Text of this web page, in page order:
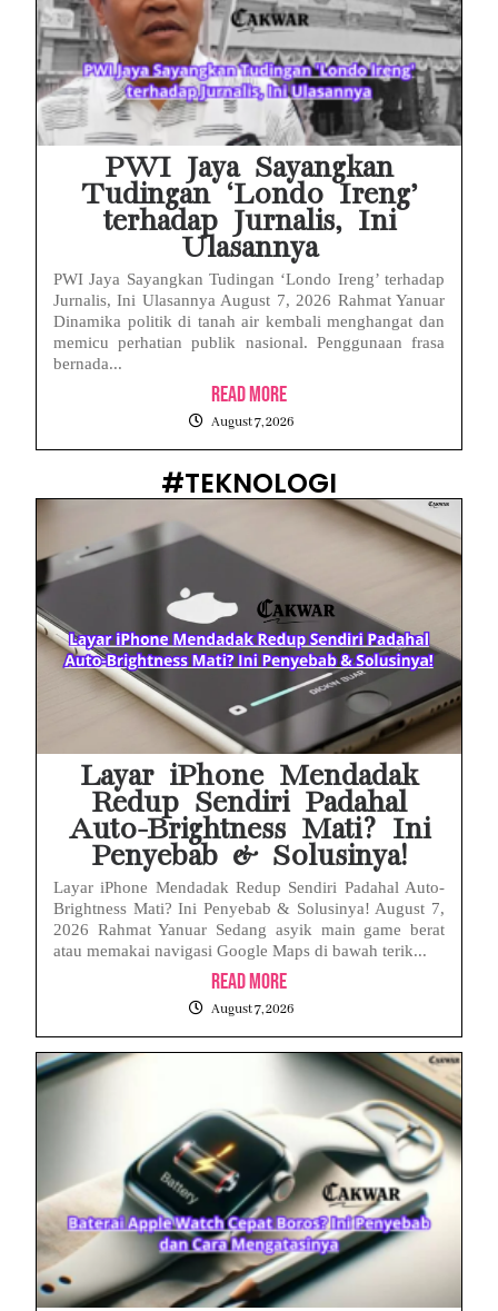
PWI Jaya Sayangkan
Tudingan ‘Londo Ireng’
terhadap Jurnalis, Ini
Ulasannya
PWI Jaya Sayangkan Tudingan ‘Londo Ireng’ terhadap
Jurnalis, Ini Ulasannya August 7, 2026 Rahmat Yanuar
Dinamika politik di tanah air kembali menghangat dan
memicu perhatian publik nasional. Penggunaan frasa
bernada...
Read More
August 7, 2026
#TEKNOLOGI
Layar iPhone Mendadak
Redup Sendiri Padahal
Auto-Brightness Mati? Ini
Penyebab & Solusinya!
Layar iPhone Mendadak Redup Sendiri Padahal Auto-
Brightness Mati? Ini Penyebab & Solusinya! August 7,
2026 Rahmat Yanuar Sedang asyik main game berat
atau memakai navigasi Google Maps di bawah terik...
Read More
August 7, 2026